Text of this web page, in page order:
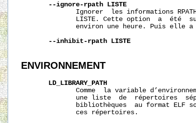
--ignore-rpath LISTE
Ignorer  les informations
LISTE. Cette option  a  été
environ une heure. Puis elle a
--inhibit-rpath LISTE
ENVIRONNEMENT
LD_LIBRARY_PATH
Comme  la variable
une liste  de  répertoires
bibliothèques  au format ELF
              ces répertoires.